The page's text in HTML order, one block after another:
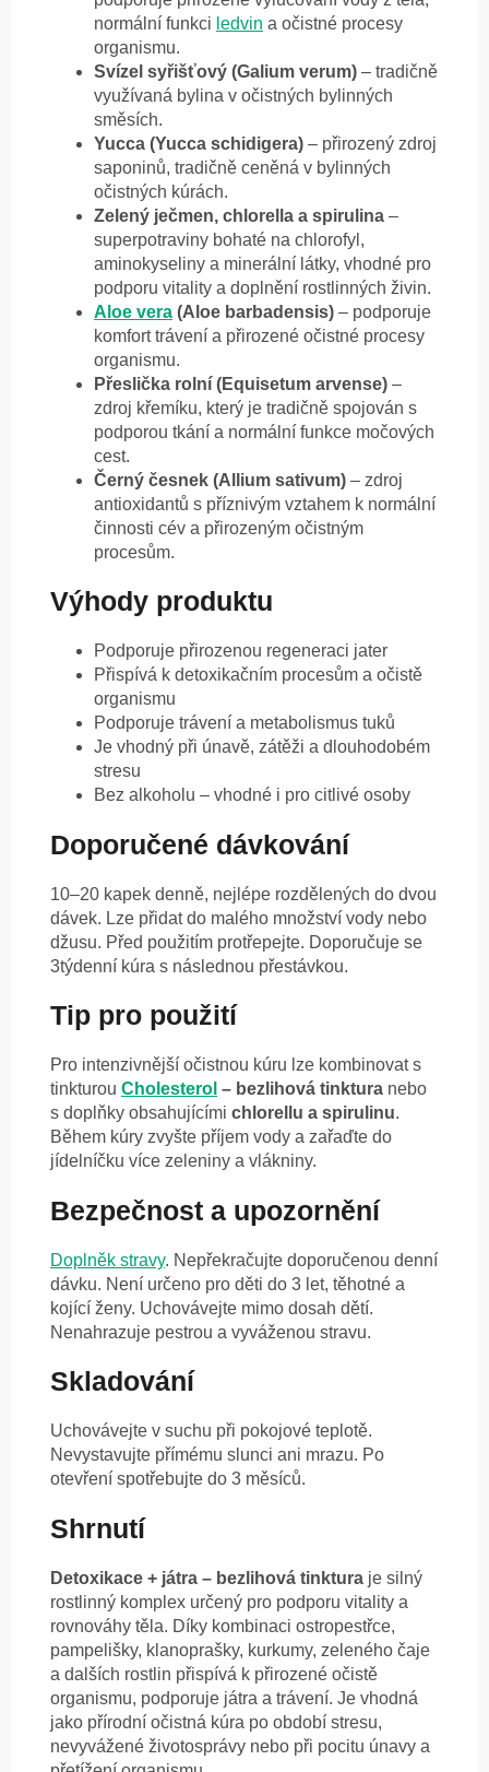
normální funkci ledvin a očistné procesy
organismu.
Svízel syřišťový (Galium verum) – tradičně
využívaná bylina v očistných bylinných
směsích.
Yucca (Yucca schidigera) – přirozený zdroj
saponinů, tradičně ceněná v bylinných
očistných kúrách.
Zelený ječmen, chlorella a spirulina –
superpotraviny bohaté na chlorofyl,
aminokyseliny a minerální látky, vhodné pro
podporu vitality a doplnění rostlinných živin.
Aloe vera (Aloe barbadensis) – podporuje
komfort trávení a přirozené očistné procesy
organismu.
Přeslička rolní (Equisetum arvense) –
zdroj křemíku, který je tradičně spojován s
podporou tkání a normální funkce močových
cest.
Černý česnek (Allium sativum) – zdroj
antioxidantů s příznivým vztahem k normální
činnosti cév a přirozeným očistným
procesům.
Výhody produktu
Podporuje přirozenou regeneraci jater
Přispívá k detoxikačním procesům a očistě
organismu
Podporuje trávení a metabolismus tuků
Je vhodný při únavě, zátěži a dlouhodobém
stresu
Bez alkoholu – vhodné i pro citlivé osoby
Doporučené dávkování
10–20 kapek denně, nejlépe rozdělených do dvou
dávek. Lze přidat do malého množství vody nebo
džusu. Před použitím protřepejte. Doporučuje se
3týdenní kúra s následnou přestávkou.
Tip pro použití
Pro intenzivnější očistnou kúru lze kombinovat s
tinkturou Cholesterol – bezlihová tinktura nebo
s doplňky obsahujícími chlorellu a spirulinu.
Během kúry zvyšte příjem vody a zařaďte do
jídelníčku více zeleniny a vlákniny.
Bezpečnost a upozornění
Doplněk stravy. Nepřekračujte doporučenou denní
dávku. Není určeno pro děti do 3 let, těhotné a
kojící ženy. Uchovávejte mimo dosah dětí.
Nenahrazuje pestrou a vyváženou stravu.
Skladování
Uchovávejte v suchu při pokojové teplotě.
Nevystavujte přímému slunci ani mrazu. Po
otevření spotřebujte do 3 měsíců.
Shrnutí
Detoxikace + játra – bezlihová tinktura je silný
rostlinný komplex určený pro podporu vitality a
rovnováhy těla. Díky kombinaci ostropestřce,
pampelišky, klanoprašky, kurkumy, zeleného čaje
a dalších rostlin přispívá k přirozené očistě
organismu, podporuje játra a trávení. Je vhodná
jako přírodní očistná kúra po období stresu,
nevyvážené životosprávy nebo při pocitu únavy a